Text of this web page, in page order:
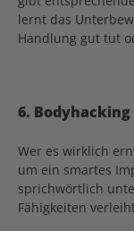
lernt das
Handlung gut tut
6. Bodyhacking
Wer es wirklich
um ein smartes
sprichwörtlich
Fähigkeiten